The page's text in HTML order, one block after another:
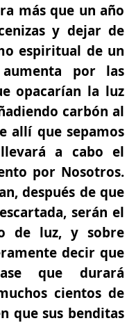
más que un año
y dejar de
espiritual de un
por las
opacarían la luz
carbón al
allí que sepamos
a cabo el
por Nosotros.
después de que
serán el
de luz, y sobre
decir que
que durará
cientos de
que sus benditas